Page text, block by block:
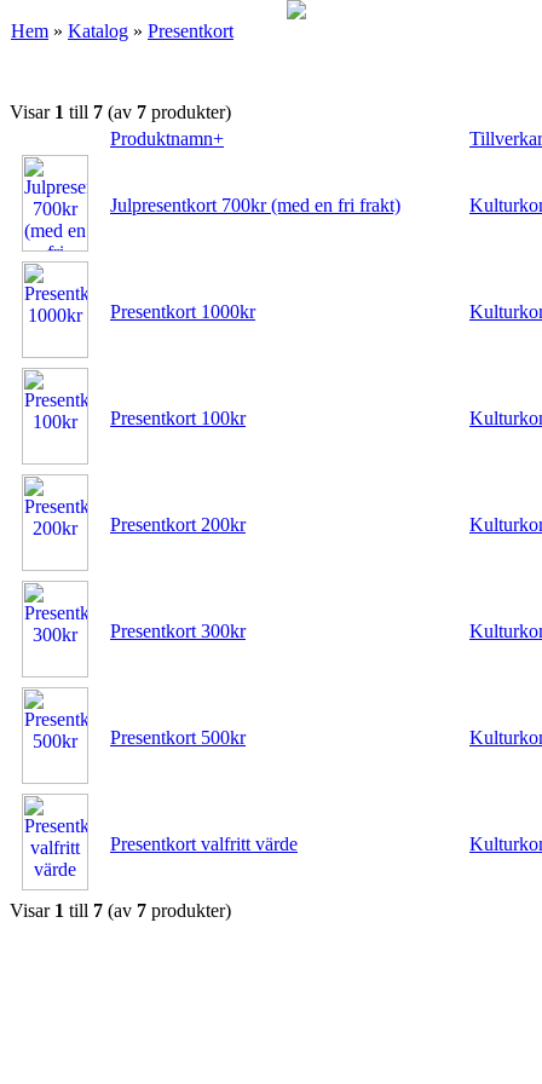
Hem » Katalog » Presentkort
Visar 1 till 7 (av 7 produkter)
Produktnamn+
Julpresentkort 700kr (med en fri frakt)
Presentkort 1000kr
Presentkort 100kr
Presentkort 200kr
Presentkort 300kr
Presentkort 500kr
Presentkort valfritt värde
Visar 1 till 7 (av 7 produkter)